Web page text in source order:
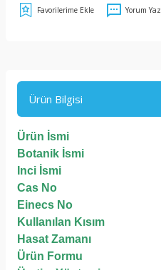
Yorum Yaz
Ürün Bilgisi
Ürün İsmi
Botanik İsmi
Inci İsmi
Cas No
Einecs No
Kullanılan Kısım
Hasat Zamanı
Ürün Formu